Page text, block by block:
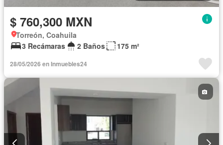
$ 760,300 MXN
Torreón, Coahuila
3 Recámaras
2 Baños 175 m²
28/05/2026 en Inmuebles24